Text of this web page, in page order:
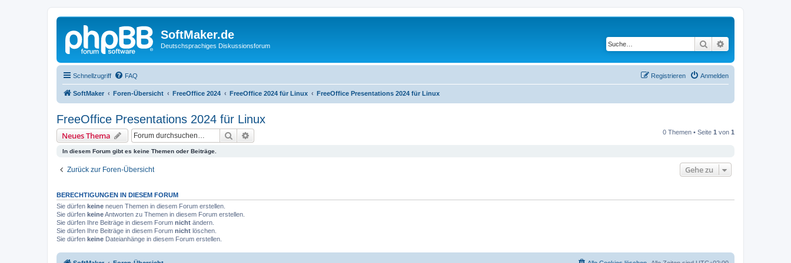
SoftMaker.de
Deutschsprachiges Diskussionsforum Suche
Schnellzugriff FAQ Anmelden
Registrieren
SoftMaker Foren-Übersicht FreeOffice 2024 FreeOffice 2024 für Linux FreeOffice Presentations 2024 für Linux
FreeOffice Presentations 2024 für Linux
Neues Thema Suche 0 Themen • Seite 1 von 1
In diesem Forum gibt es keine Themen oder Beiträge.
Zurück zur Foren-Übersicht Gehe zu
BERECHTIGUNGEN IN DIESEM FORUM
Sie dürfen keine neuen Themen in diesem Forum erstellen.
Sie dürfen keineAntworten zu Themen in diesem Forum erstellen.
Sie dürfen Ihre Beiträge in diesem Forum nicht ändern.
Sie dürfen Ihre Beiträge in diesem Forum nicht löschen.
Sie dürfen keine Dateianhänge in diesem Forum erstellen.